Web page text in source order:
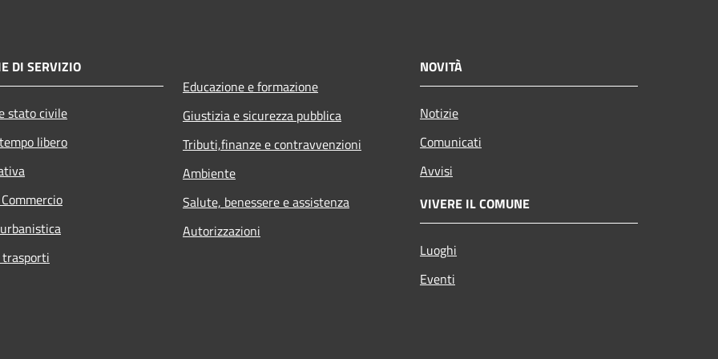
DI SERVIZIO
stato civile
libero
Educazione e formazione
Giustizia e sicurezza pubblica
Tributi,finanze e contravvenzioni
Ambiente
Salute, benessere e assistenza
Autorizzazioni
NOVITÀ
Notizie
Comunicati
Avvisi
VIVERE IL COMUNE
Luoghi
Eventi